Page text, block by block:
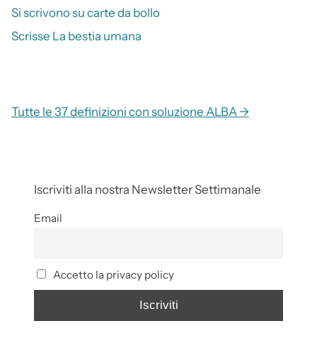
Si scrivono su carte da bollo
Scrisse La bestia umana
Tutte le 37 definizioni con soluzione ALBA →
Iscriviti alla nostra Newsletter Settimanale
Email
Accetto la privacy policy